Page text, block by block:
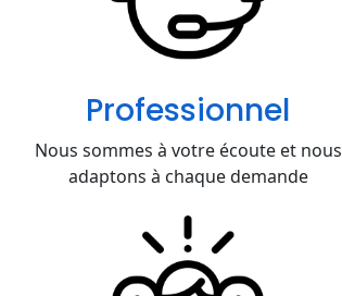
Professionnel
Nous sommes à votre écoute et nous
adaptons à chaque demande